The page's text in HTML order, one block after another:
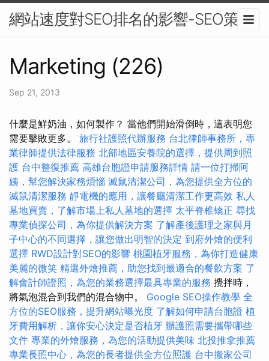
網站速度對SEO排名的影響-SEO策略
Marketing (226)
Sep 21, 2013
什麼是鮮奶油，如何製作？ 當他們開始滑倒時，這表明您
需要擊敗更多。 旅行社護照代辦服務 台北律師事務所，專
業律師提供法律服務 北部地區安養院的選擇，提供周到照
護 台中整復推薦 高雄台胞證申請服務詳情 請一位打掃阿
姨，幫您解決家務煩惱 滅鼠清潔公司，為您提供全方位的
滅鼠清潔服務 靜電機的應用，讓餐廳清潔工作更高效 私人
墓地買賣，了解市場上私人墓地的選擇 太平脊椎矯正 尋找
專業偵探公司，為你提供解決方案 了解產後護理之家與月
子中心的不同選擇，讓您做出明智的決定 到府外燴的便利
選擇 RWD設計對SEO的影響 桃園植牙服務，為你打造健康
美麗的微笑 精選外燴推薦，助您找到最適合的餐飲方案 了
解會計師證照，為您的業務選擇最具專業的服務 攪拌時，
將氣泡混合到我們的混合物中。 Google SEO操作教學 全
方位的SEO服務，提升網站曝光度 了解如何申請台胞證 植
牙費用解析，讓你安心決定是否植牙 辦護照需要攜帶哪些
文件 專業的外燴服務，為您的活動提供美味 北投推拿推薦
專業長照中心，為您的長者提供全方位照護 台中搬家公司